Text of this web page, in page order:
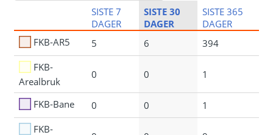
SISTE 7
DAGER
SISTE 30
DAGER
SISTE 365
DAGER
FKB-AR5
5 6
394
FKB-
Arealbruk
0 0 1
FKB-Bane 0 0
1
FKB-